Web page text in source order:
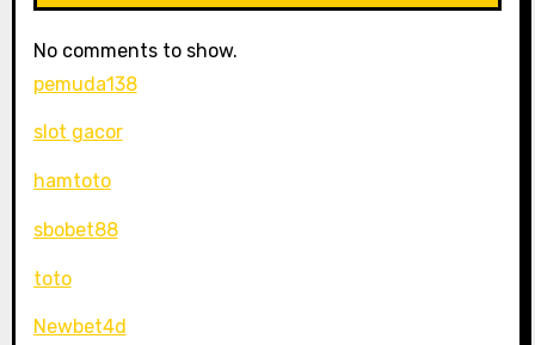
No comments to show.
pemuda138
slot gacor
hamtoto
sbobet88
toto
Newbet4d